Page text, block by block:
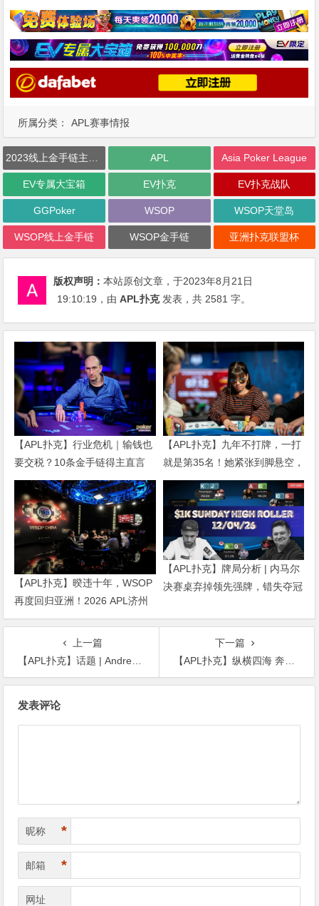
所属分类： APL赛事情报
2023线上金手链主赛事 APL Asia Poker League
EV专属大宝箱 EV扑克 EV扑克战队
GGPoker WSOP WSOP天堂岛
WSOP线上金手链 WSOP金手链 亚洲扑克联盟杯
版权声明：本站原创文章，于2023年8月21日
19:10:19 ，由APL扑克发表，共 2581 字。
【APL扑克】行业危机｜输钱也
要交税？10条金手链得主直言
“扛不住”，主动砍掉四分之三比
赛
【APL扑克】九年不打牌，一打
就是第35名！她紧张到脚悬空，
但全世界以为她很淡定
【APL扑克】暌违十年，WSOP
再度回归亚洲！2026 APL济州
站6月19-28日盛大登场！
【APL扑克】牌局分析 | 内马尔
决赛桌弃掉领先强牌，错失夺冠
上一篇
【APL扑克】话题 | Andrew Robl猜出了对手的牌，但他能弃牌吗？
下一篇
【APL扑克】纵横四海 奔驰无阻 全球旅局的扑克爱好者周全专访
发表评论
昵称 *
邮箱 *
网址